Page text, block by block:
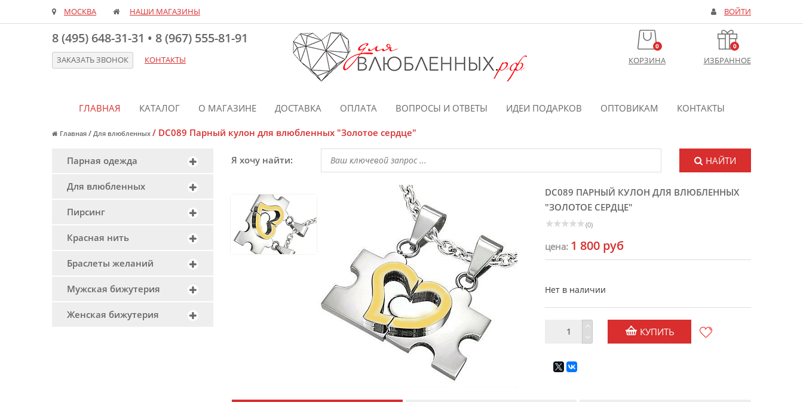
МОСКВА НАШИ МАГАЗИНЫ ВОЙТИ
8 (495) 648-31-31 • 8 (967) 555-81-91
ЗАКАЗАТЬ ЗВОНОК КОНТАКТЫ
0
КОРЗИНА
0
ИЗБРАННОЕ
ГЛАВНАЯ КАТАЛОГ О МАГАЗИНЕ ДОСТАВКА ОПЛАТА ВОПРОСЫ И ОТВЕТЫ ИДЕИ ПОДАРКОВ ОПТОВИКАМ КОНТАКТЫ
Главная / Для влюбленных / DC089 Парный кулон для влюбленных "Золотое сердце"
Парная одежда
Для влюбленных
Пирсинг
Красная нить
Браслеты желаний
Мужская бижутерия
Женская бижутерия
Я хочу найти: НАЙТИ
DC089 ПАРНЫЙ КУЛОН ДЛЯ ВЛЮБЛЕННЫХ
"ЗОЛОТОЕ СЕРДЦЕ"
(0)
цена: 1 800 руб
Нет в наличии
КУПИТЬ